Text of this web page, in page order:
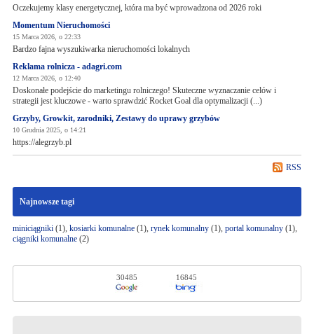
Oczekujemy klasy energetycznej, która ma być wprowadzona od 2026 roki
Momentum Nieruchomości
15 Marca 2026, o 22:33
Bardzo fajna wyszukiwarka nieruchomości lokalnych
Reklama rolnicza - adagri.com
12 Marca 2026, o 12:40
Doskonałe podejście do marketingu rolniczego! Skuteczne wyznaczanie celów i
strategii jest kluczowe - warto sprawdzić Rocket Goal dla optymalizacji (...)
Grzyby, Growkit, zarodniki, Zestawy do uprawy grzybów
10 Grudnia 2025, o 14:21
https://alegrzyb.pl
RSS
Najnowsze tagi
miniciągniki(1), kosiarki komunalne(1), rynek komunalny(1), portal komunalny(1),
ciągniki komunalne(2)
30485 16845